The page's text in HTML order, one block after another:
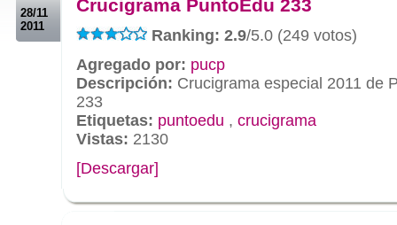
28/11
2011
Crucigrama PuntoEdu 233
Ranking: 2.9/5.0 (249 votos)
Agregado por: pucp
Descripción: Crucigrama especial 2011 de
233
Etiquetas: puntoedu , crucigrama
Vistas: 2130
[Descargar]